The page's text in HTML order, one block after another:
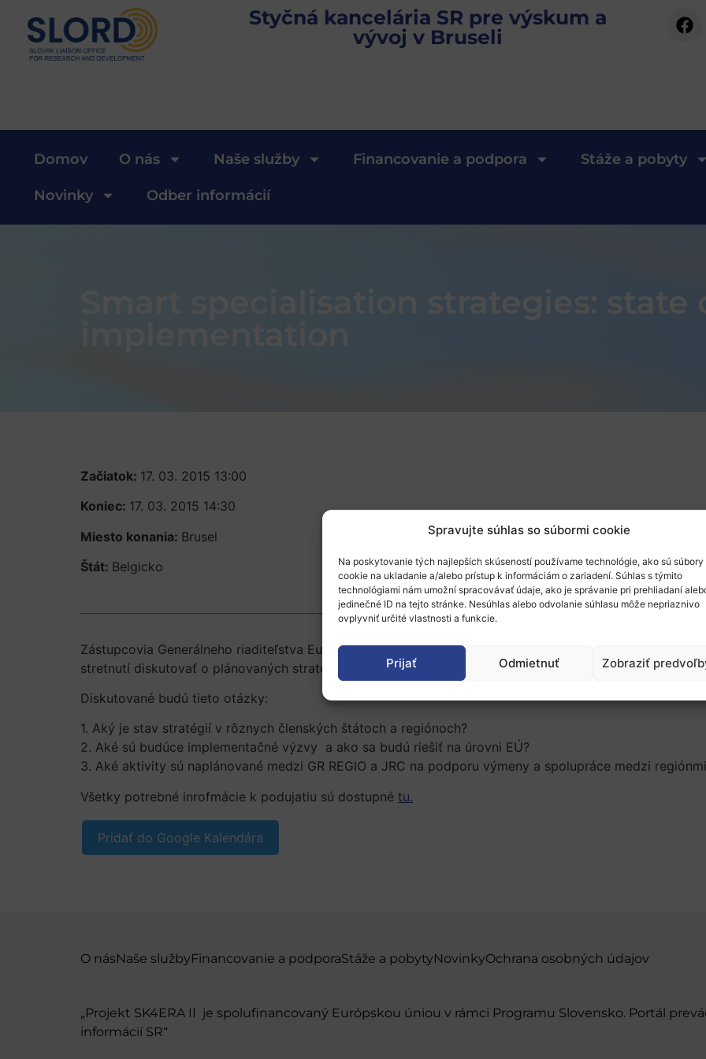
Spravujte súhlas so súbormi cookie
Na poskytovanie tých najlepších skúseností používame technológie, ako sú súbory
cookie na ukladanie a/alebo prístup k informáciám o zariadení. Súhlas s týmito
technológiami nám umožní spracovávať údaje, ako je správanie pri prehliadaní
jedinečné ID na tejto stránke. Nesúhlas alebo odvolanie súhlasu môže nepriaznivo
ovplyvniť určité vlastnosti a funkcie.
Prijať Odmietnuť Zobraziť
Styčná kancelária SR pre výskum a
vývoj v Bruseli
Domov O nás Naše služby Financovanie a podpora Stáže a pobyty
Novinky Odber informácií
Smart specialisation strategies: state
Začiatok: 17. 03. 2015 13:00
Koniec: 17. 03. 2015 14:30
Miesto konania: Brusel
Štát: Belgicko
Zástupcovia Generálneho riaditeľstva Európskej komisie pre regionálnu a mestskú politiku a
stretnutí diskutovať o plánovaných stratégiách (Smart specialisation strategies) v rokoch 2014 – 2020.
Diskutované budú tieto otázky:
1. Aký je stav stratégií v rôznych členských štátoch a regiónoch?
2. Aké sú budúce implementačné výzvy a ako sa budú riešiť na úrovni EÚ?
3. Aké aktivity sú naplánované medzi GR REGIO a JRC na podporu výmeny a spolupráce medzi regiónmi
Všetky potrebné inrofmácie k podujatiu sú dostupné tu.
Pridať do Google Kalendára
O násNaše službyFinancovanie a podporaStáže a pobytyNovinkyOchrana osobných údajov
„Projekt SK4ERA II je spolufinancovaný Európskou úniou v rámci Programu Slovensko. Portál
informácií SR“